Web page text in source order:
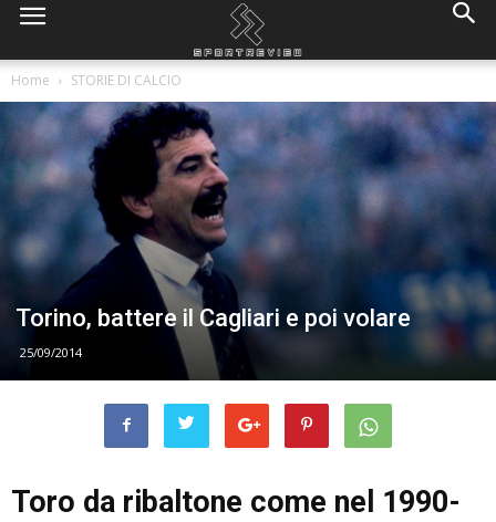
Home STORIE DI CALCIO
Torino, battere il Cagliari e poi volare
25/09/2014
Toro da ribaltone come nel 1990-